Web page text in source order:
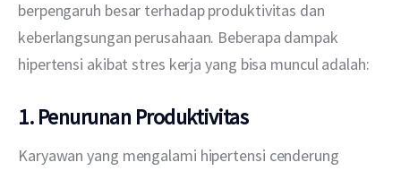
berpengaruh besar terhadap produktivitas dan
keberlangsungan perusahaan. Beberapa dampak
hipertensi akibat stres kerja yang bisa muncul adalah:
1. Penurunan Produktivitas
Karyawan yang mengalami hipertensi cenderung